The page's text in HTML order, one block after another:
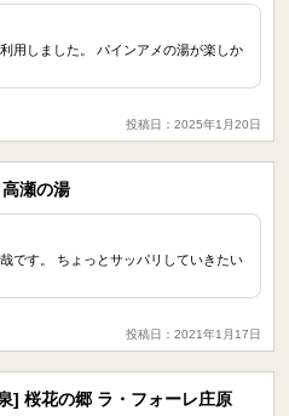
インアメの湯が楽しか
投稿日：2025年1月20日
瀬の湯
です。 ちょっとサッパリしていきたい
投稿日：2021年1月17日
] 桜花の郷 ラ・フォーレ庄原